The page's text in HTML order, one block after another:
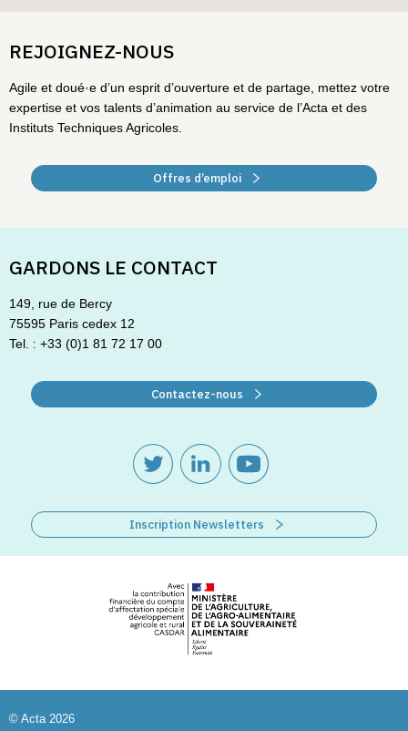
REJOIGNEZ-NOUS
Agile et doué·e d’un esprit d’ouverture et de partage, mettez votre
expertise et vos talents d’animation au service de l’Acta et des
Instituts Techniques Agricoles.
Offres d’emploi
GARDONS LE CONTACT
149, rue de Bercy
75595 Paris cedex 12
Tel. : +33 (0)1 81 72 17 00
Contactez-nous
Inscription Newsletters
© Acta 2026